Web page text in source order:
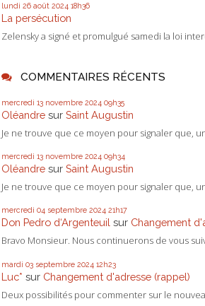
lundi 26 août 2024 18h36
La persécution
Zelensky a signé et promulgué samedi la loi
COMMENTAIRES RÉCENTS
mercredi 13 novembre 2024 09h35
Oléandre sur Saint Augustin
Je ne trouve que ce moyen pour signaler que,
mercredi 13 novembre 2024 09h34
Oléandre sur Saint Augustin
Je ne trouve que ce moyen pour signaler que,
mercredi 04 septembre 2024 21h17
Don Pedro d‘Argenteuil sur Changement
Bravo Monsieur. Nous continuerons de vous
mardi 03 septembre 2024 12h23
Luc* sur Changement d'adresse (rappel)
Deux possibilités pour commenter sur le